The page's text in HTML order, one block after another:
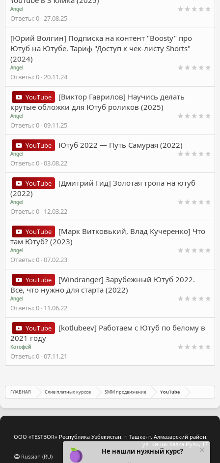
Angel
Ответы 0 27.08.25
[Юрий Волгин] Подписка на контент "Boosty" про
Ютуб на Ютубе. Тариф "Доступ к чек-листу Shorts"
(2024)
Angel
Ответы 0 20.11.24
YouTube
[Виктор Гаврилов] Научись делать
крутые обложки для Ютуб роликов (2025)
Angel
Ответы 0 09.11.25
YouTube Ютуб 2022 — Путь Самурая (2022)
Angel
Ответы 0 03.08.22
YouTube
[Дмитрий Гид] Золотая тропа на ютуб
(2022)
Angel
Ответы 0 12.03.22
YouTube
[Марк Витковький, Влад Кучеренко] Что
там Ютуб? (2023)
Angel
Ответы 0 07.02.23
YouTube
[Windranger] Зарубежный Ютуб 2022.
Все, что нужно для старта (2022)
Angel
Ответы 0 11.06.22
YouTube
[kotlubeev] Работаем с Ютуб по белому в
2021 году
Котофей
Ответы 0 07.11.21
ГЛАВНАЯ Слив платных курсов SMM продвижение YouTube
ООО «TESTBOR» Республика Узбекистан, г. Ташкент, Алмазарский район,
ул. Кичик Халка Йули, 17
Russian (RU)
Не нашли нужный курс?